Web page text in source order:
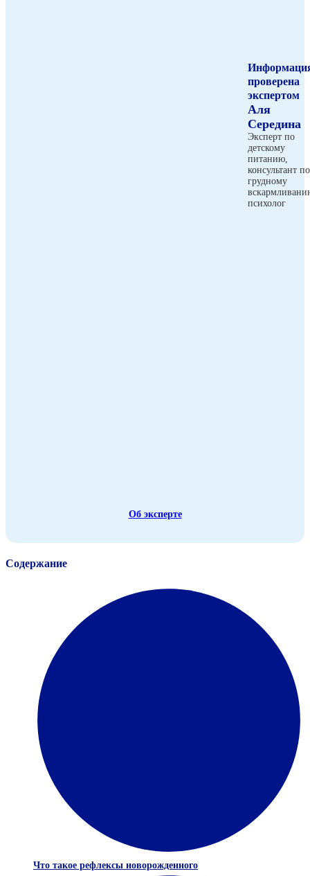
проверена
экспертом
Аля
Середина
Эксперт по
детскому
питанию,
консультант по
грудному
психолог
Об эксперте
Содержание
Что такое рефлексы новорожденного